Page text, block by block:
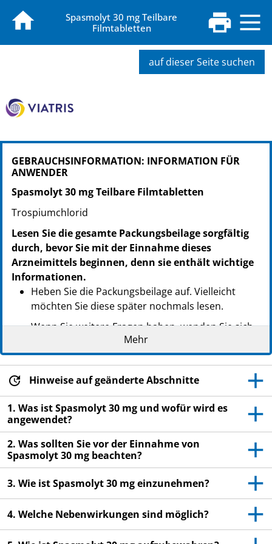
Spasmolyt 30 mg Teilbare
Filmtabletten
auf dieser Seite suchen
PZN: 05465235
PPN: 110546523561
NTIN: 04150054652352
PZN: 05465241
PPN: 110546524127
NTIN: 04150054652413
PZN: 05465258
PPN: 110546525817
NTIN: 04150054652581
PZN: 05465264
PPN: 110546526480
NTIN: 04150054652642
GEBRAUCHSINFORMATION: INFORMATION FÜR
ANWENDER
Spasmolyt 30 mg Teilbare Filmtabletten
Trospiumchlorid
Lesen Sie die gesamte Packungsbeilage sorgfältig
durch, bevor Sie mit der Einnahme dieses
Arzneimittels beginnen, denn sie enthält wichtige
Informationen.
Heben Sie die Packungsbeilage auf. Vielleicht
möchten Sie diese später nochmals lesen.
Wenn Sie weitere Fragen haben, wenden Sie sich
an Ihren Arzt oder Apotheker.
Dieses Arzneimittel wurde Ihnen persönlich
verschrieben. Geben Sie es nicht an Dritte weiter.
diese die gleichen Beschwerden haben wie Sie.
Wenn Sie Nebenwirkungen bemerken, wenden Sie
sich an Ihren Arzt oder Apotheker. Dies gilt auch
für Nebenwirkungen, die nicht in dieser
Packungsbeilage angegeben sind. Siehe Abschnitt
4.
Mehr
Hinweise auf geänderte Abschnitte
1. Was ist Spasmolyt 30 mg und wofür wird es
angewendet?
2. Was sollten Sie vor der Einnahme von
Spasmolyt 30 mg beachten?
3. Wie ist Spasmolyt 30 mg einzunehmen?
4. Welche Nebenwirkungen sind möglich?